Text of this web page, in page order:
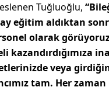
Tuğluoğlu,
eğitim aldıktan
olarak
kazandırdığımıza
veya
tam. Her